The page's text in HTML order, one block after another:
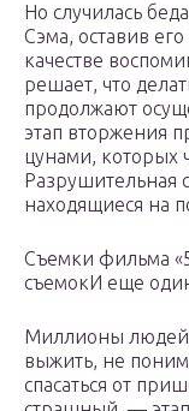
Но случилась
Сэма, оставив
качестве
решает, что
продолжают
этап вторжения
цунами, которых
Разрушительная
находящиеся на
Съемки фильма
съемокИ еще
Миллионы людей
выжить, не
спасаться от